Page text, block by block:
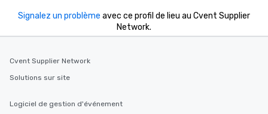
Signalez un problème avec ce profil de lieu au Cvent Supplier
Network.
Cvent Supplier Network
Solutions sur site
Logiciel de gestion d'événement